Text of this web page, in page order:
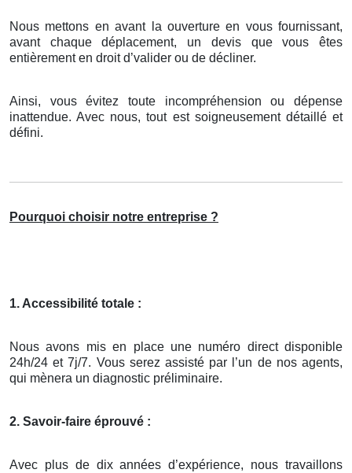
Nous mettons en avant la ouverture en vous fournissant,
avant chaque déplacement, un devis que vous êtes
entièrement en droit d’valider ou de décliner.
Ainsi, vous évitez toute incompréhension ou dépense
inattendue. Avec nous, tout est soigneusement détaillé et
défini.
Pourquoi choisir notre entreprise ?
1. Accessibilité totale :
Nous avons mis en place une numéro direct disponible
24h/24 et 7j/7. Vous serez assisté par l’un de nos agents,
qui mènera un diagnostic préliminaire.
2. Savoir-faire éprouvé :
Avec plus de dix années d’expérience, nous travaillons